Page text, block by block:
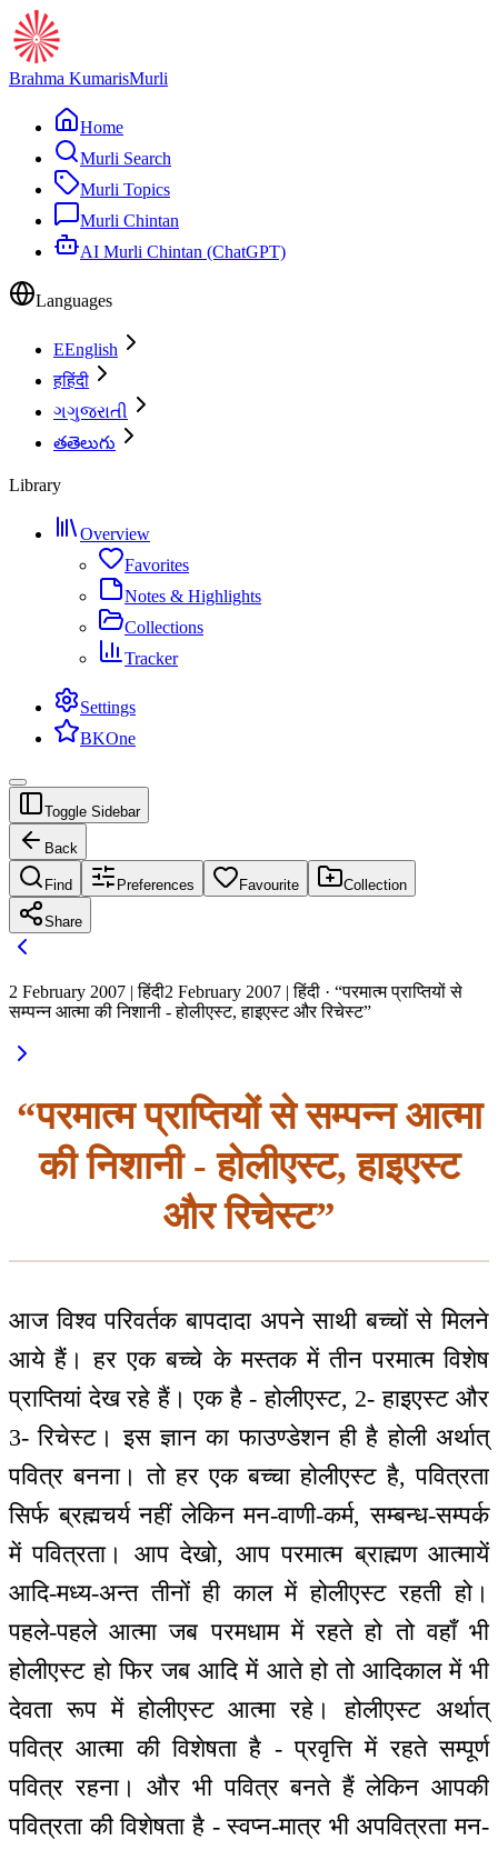
Brahma KumarisMurli
Home
Murli Search
Murli Topics
Murli Chintan
AI Murli Chintan (ChatGPT)
Languages
EEnglish
हहिंदी
ગગુજરાતી
తతెలుగు
Library
Overview
Favorites
Notes & Highlights
Collections
Tracker
Settings
BKOne
Toggle Sidebar
Back
Find Preferences Favourite Collection
Share
2 February 2007 | हिंदी2 February 2007 | हिंदी · “परमात्म प्राप्तियों से
सम्पन्न आत्मा की निशानी - होलीएस्ट, हाइएस्ट और रिचेस्ट”
“परमात्म प्राप्तियों से सम्पन्न आत्मा
की निशानी - होलीएस्ट, हाइएस्ट
और रिचेस्ट”
आज विश्व परिवर्तक बापदादा अपने साथी बच्चों से मिलने
आये हैं। हर एक बच्चे के मस्तक में तीन परमात्म विशेष
प्राप्तियां देख रहे हैं। एक है - होलीएस्ट, 2- हाइएस्ट और
3- रिचेस्ट। इस ज्ञान का फाउण्डेशन ही है होली अर्थात्
पवित्र बनना। तो हर एक बच्चा होलीएस्ट है, पवित्रता
सिर्फ ब्रह्मचर्य नहीं लेकिन मन-वाणी-कर्म, सम्बन्ध-सम्पर्क
में पवित्रता। आप देखो, आप परमात्म ब्राह्मण आत्मायें
आदि-मध्य-अन्त तीनों ही काल में होलीएस्ट रहती हो।
पहले-पहले आत्मा जब परमधाम में रहते हो तो वहाँ भी
होलीएस्ट हो फिर जब आदि में आते हो तो आदिकाल में भी
देवता रूप में होलीएस्ट आत्मा रहे। होलीएस्ट अर्थात्
पवित्र आत्मा की विशेषता है - प्रवृत्ति में रहते सम्पूर्ण
पवित्र रहना। और भी पवित्र बनते हैं लेकिन आपकी
पवित्रता की विशेषता है - स्वप्न-मात्र भी अपवित्रता मन-